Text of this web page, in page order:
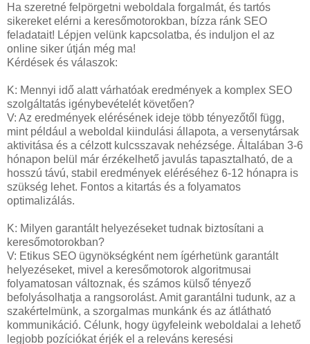
Ha szeretné felpörgetni weboldala forgalmát, és tartós
sikereket elérni a keresőmotorokban, bízza ránk SEO
feladatait! Lépjen velünk kapcsolatba, és induljon el az
online siker útján még ma!
Kérdések és válaszok:
K: Mennyi idő alatt várhatóak eredmények a komplex SEO
szolgáltatás igénybevételét követően?
V: Az eredmények elérésének ideje több tényezőtől függ,
mint például a weboldal kiindulási állapota, a versenytársak
aktivitása és a célzott kulcsszavak nehézsége. Általában 3-6
hónapon belül már érzékelhető javulás tapasztalható, de a
hosszú távú, stabil eredmények eléréséhez 6-12 hónapra is
szükség lehet. Fontos a kitartás és a folyamatos
optimalizálás.
K: Milyen garantált helyezéseket tudnak biztosítani a
keresőmotorokban?
V: Etikus SEO ügynökségként nem ígérhetünk garantált
helyezéseket, mivel a keresőmotorok algoritmusai
folyamatosan változnak, és számos külső tényező
befolyásolhatja a rangsorolást. Amit garantálni tudunk, az a
szakértelmünk, a szorgalmas munkánk és az átlátható
kommunikáció. Célunk, hogy ügyfeleink weboldalai a lehető
legjobb pozíciókat érjék el a releváns keresési